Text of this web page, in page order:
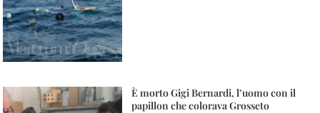
È morto Gigi Bernardi, l’uomo con il
papillon che colorava Grosseto